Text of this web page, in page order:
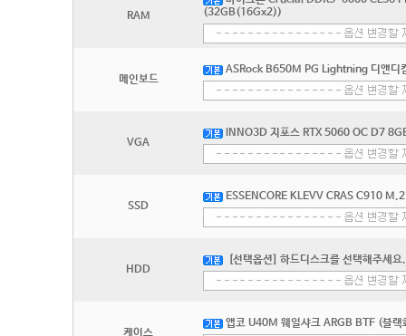
RAM
(32GB(16Gx2))
메인보드
ASRock B650M PG Lightning 디앤디
VGA
INNO3D 지포스 RTX 5060 OC D7
SSD
ESSENCORE KLEVV CRAS C910
HDD
[선택옵션] 하드디스크를 선택해주세요.
케이스
앱코 U40M 웨일샤크 ARGB BTF (블랙